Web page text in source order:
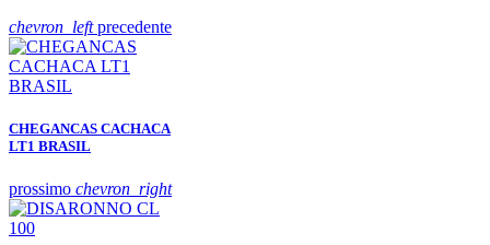
chevron_leftprecedente
CHEGANCAS CACHACA
LT1 BRASIL
prossimo chevron_right